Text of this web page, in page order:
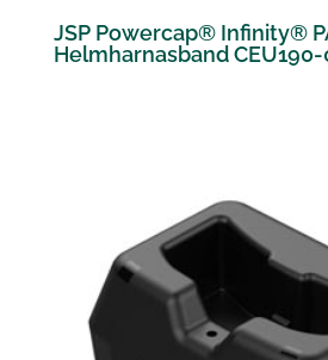
JSP Powercap® Infinity®
Helmharnasband